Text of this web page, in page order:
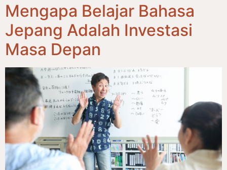
Mengapa Belajar Bahasa
Jepang Adalah Investasi
Masa Depan